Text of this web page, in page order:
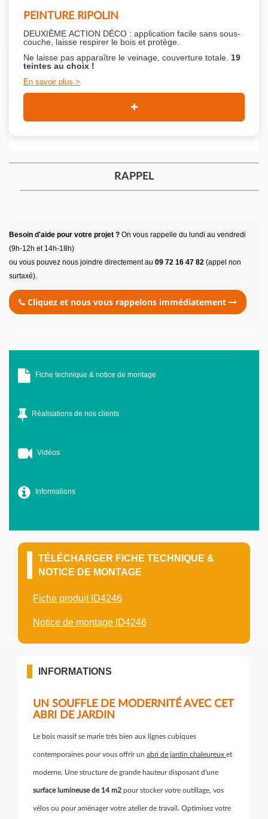
PEINTURE RIPOLIN
DEUXIÈME ACTION DÉCO : application facile sans sous-
couche, laisse respirer le bois et protège.
Ne laisse pas apparaître le veinage, couverture totale. 19
teintes au choix !
En savoir plus
RAPPEL
Besoin d'aide pour votre projet ? On vous rappelle du lundi au vendredi
(9h-12h et 14h-18h)
ou vous pouvez nous joindre directement au 09 72 16 47 82 (appel non
surtaxé).
Cliquez et nous vous rappelons immédiatement
Fiche technique & notice de montage
Réalisations de nos clients
Vidéos
Informations
TÉLÉCHARGER FICHE TECHNIQUE &
NOTICE DE MONTAGE
Fiche produit ID4246
Notice de montage ID4246
INFORMATIONS
UN SOUFFLE DE MODERNITÉ AVEC CET
ABRI DE JARDIN
Le bois massif se marie très bien aux lignes cubiques
contemporaines pour vous offrir un abri de jardin chaleureux et
moderne. Une structure de grande hauteur disposant d'une
surface lumineuse de 14 m2 pour stocker votre outillage, vos
vélos ou pour aménager votre atelier de travail. Optimisez votre